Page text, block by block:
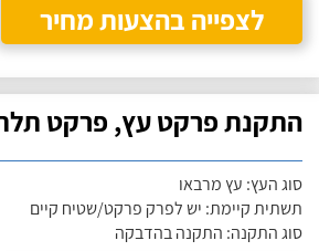
לצפייה בהצעות מחיר
התקנת פרקט עץ, פרקט
סוג העץ: עץ מרבאו
תשתית קיימת: יש לפרק פרקט/שטיח קיים
סוג התקנה: התקנה בהדבקה